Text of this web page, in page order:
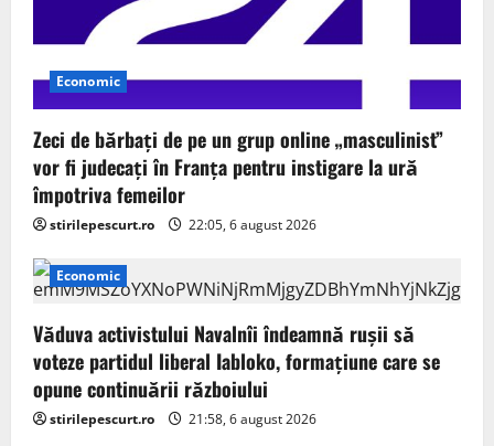
Economic
Zeci de bărbați de pe un grup online „masculinist”
vor fi judecați în Franța pentru instigare la ură
împotriva femeilor
stirilepescurt.ro 22:05, 6 august 2026
Economic
Văduva activistului Navalnîi îndeamnă ruşii să
voteze partidul liberal Iabloko, formațiune care se
opune continuării războiului
stirilepescurt.ro 21:58, 6 august 2026